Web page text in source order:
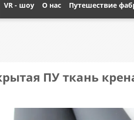
VR - шоу О нас Путешествие
ПУ ткань